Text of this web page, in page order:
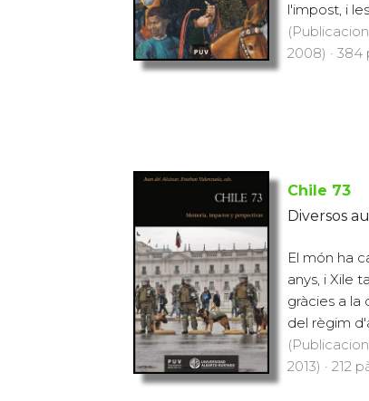
l'impost, i
2008) · 384
Chile 73
Diversos
El món ha
anys, i Xile
gràcies a la
del règim
2013) · 212